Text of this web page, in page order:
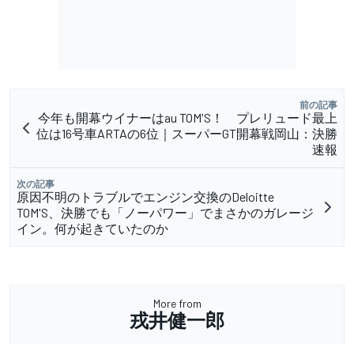
前の記事
今年も開幕ウイナーはau TOM'S！ プレリュード最上
位は16号車ARTAの6位｜スーパーGT開幕戦岡山：決勝
速報
次の記事
原因不明のトラブルでエンジン交換のDeloitte
TOM'S、決勝でも「ノーパワー」でまさかのガレージ
イン。何が起きていたのか
More from
戎井健一郎